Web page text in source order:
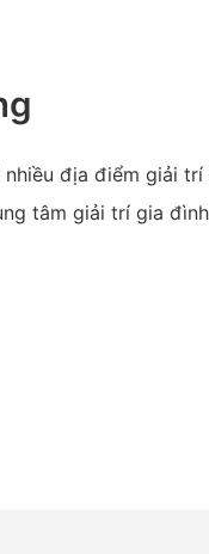
địa điểm giải trí
tâm giải trí gia